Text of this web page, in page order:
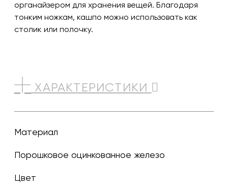
органайзером для хранения вещей. Благодаря
тонким ножкам, кашпо можно использовать как
столик или полочку.
ХАРАКТЕРИСТИКИ
Материал
Порошковое оцинкованное железо
Цвет